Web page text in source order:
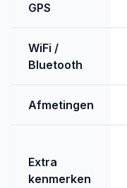
GPS
WiFi /
Bluetooth
Afmetingen
Extra
kenmerken